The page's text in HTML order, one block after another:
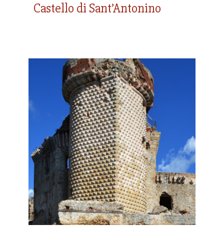
Castello di Sant’Antonino
Castel Gavone e Torre dei
Diamanti